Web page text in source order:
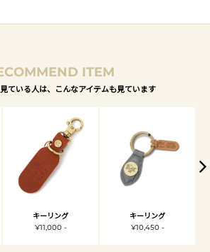
ITEM
ている人は、こんなアイテムも見ています
キーリング
¥11,000 -
キーリング
¥10,450 -